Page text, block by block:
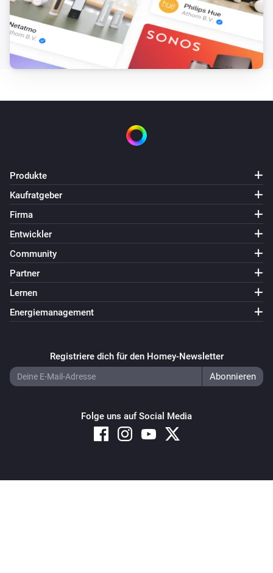
Produkte
Kaufratgeber
Firma
Entwickler
Community
Partner
Lernen
Energiemanagement
Registriere dich für den Homey-Newsletter
Folge uns auf Social Media